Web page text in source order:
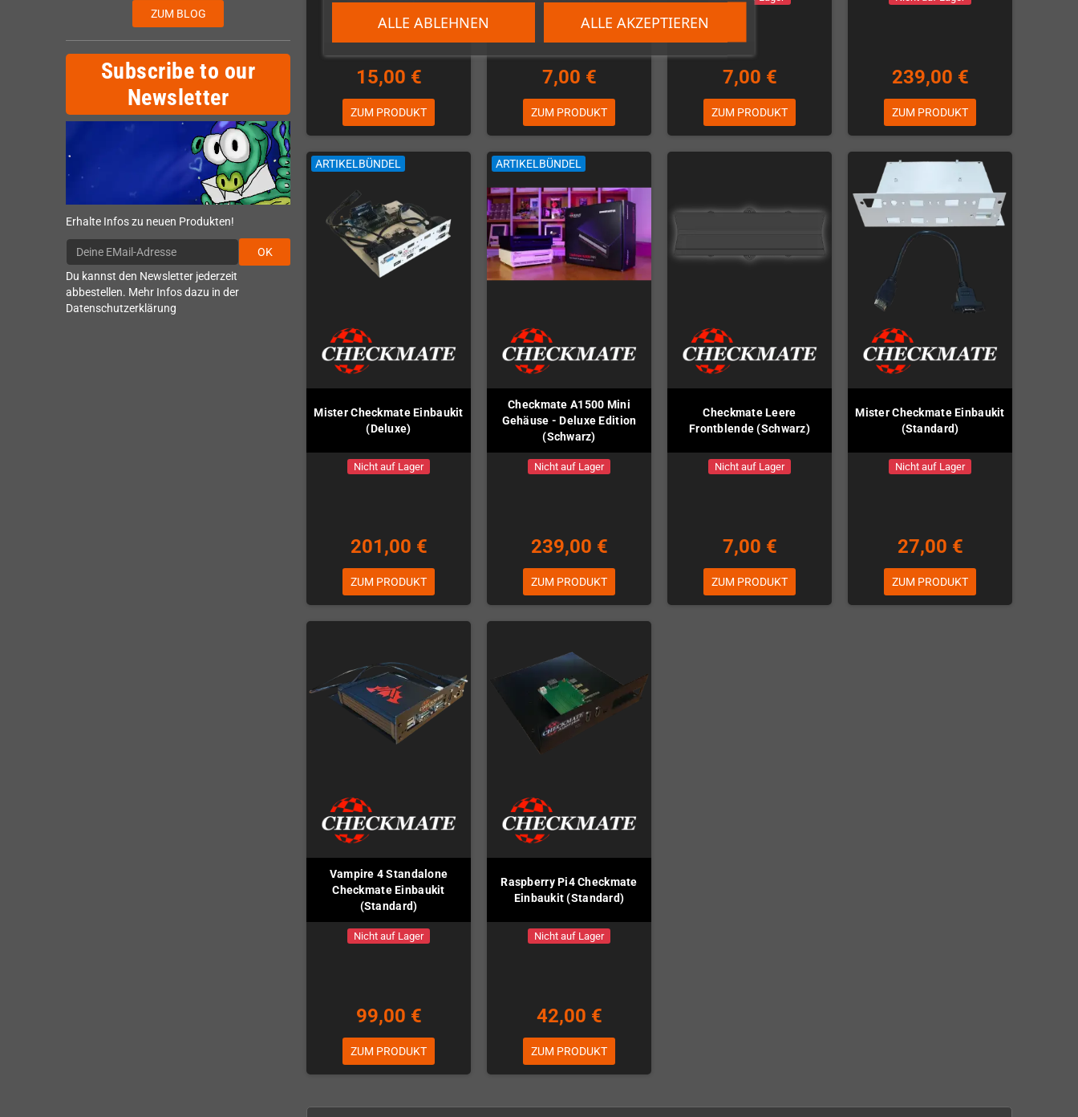
ALLE ABLEHNEN ALLE AKZEPTIEREN
ZUM BLOG
Subscribe to our
Newsletter
Erhalte Infos zu neuen Produkten!
OK
Du kannst den Newsletter jederzeit
abbestellen. Mehr Infos dazu in der
Datenschutzerklärung
15,00 €
ZUM PRODUKT
7,00 €
ZUM PRODUKT
7,00 €
ZUM PRODUKT
239,00 €
ZUM PRODUKT
ARTIKELBÜNDEL
Mister Checkmate Einbaukit
(Deluxe)
Nicht auf Lager
201,00 €
ZUM PRODUKT
ARTIKELBÜNDEL
Checkmate A1500 Mini
Gehäuse - Deluxe Edition
(Schwarz)
Nicht auf Lager
239,00 €
ZUM PRODUKT
Checkmate Leere
Frontblende (Schwarz)
Nicht auf Lager
7,00 €
ZUM PRODUKT
Mister Checkmate Einbaukit
(Standard)
Nicht auf Lager
27,00 €
ZUM PRODUKT
Vampire 4 Standalone
Checkmate Einbaukit
(Standard)
Nicht auf Lager
99,00 €
ZUM PRODUKT
Raspberry Pi4 Checkmate
Einbaukit (Standard)
Nicht auf Lager
42,00 €
ZUM PRODUKT